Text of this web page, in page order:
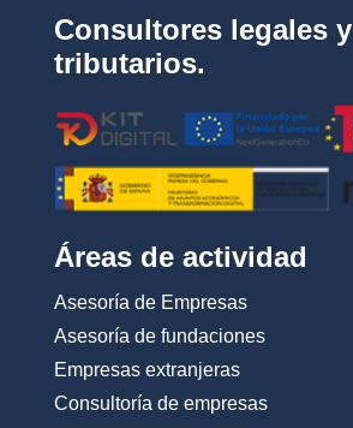
a
d
*
Consultores legales y
tributarios.
Áreas de actividad
Asesoría de Empresas
Asesoría de fundaciones
Empresas extranjeras
Consultoría de empresas